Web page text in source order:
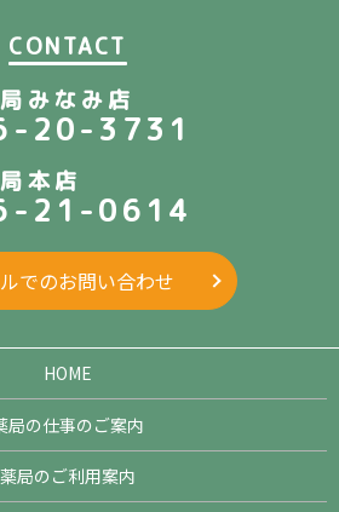
CONTACT
みなみ店
20-3731
本店
21-0614
でのお問い合わせ
HOME
局の仕事のご案内
薬局のご利用案内